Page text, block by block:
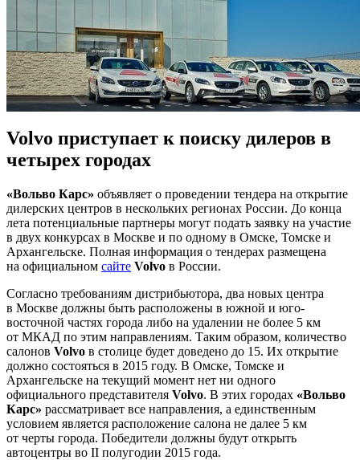
Volvo приступает к поиску дилеров в
четырех городах
«Вольво Карс» объявляет о проведении тендера на открытие
дилерских центров в нескольких регионах России. До конца
лета потенциальные партнеры могут подать заявку на участие
в двух конкурсах в Москве и по одному в Омске, Томске и
Архангельске. Полная информация о тендерах размещена
на официальном сайте Volvo в России.
Согласно требованиям дистрибьютора, два новых центра
в Москве должны быть расположены в южной и юго-
восточной частях города либо на удалении не более 5 км
от МКАД по этим направлениям. Таким образом, количество
салонов Volvo в столице будет доведено до 15. Их открытие
должно состояться в 2015 году. В Омске, Томске и
Архангельске на текущий момент нет ни одного
официального представителя Volvo. В этих городах «Вольво
Карс» рассматривает все направления, а единственным
условием является расположение салона не далее 5 км
от черты города. Победители должны будут открыть
автоцентры во II полугодии 2015 года.